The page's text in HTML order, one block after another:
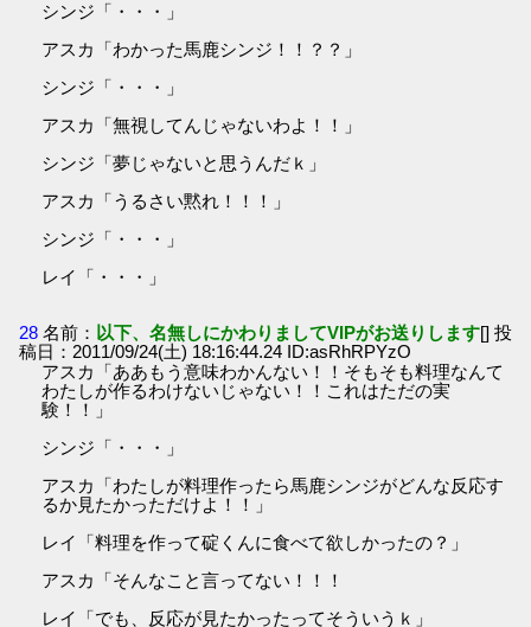
シンジ「・・・」
アスカ「わかった馬鹿シンジ！！？？」
シンジ「・・・」
アスカ「無視してんじゃないわよ！！」
シンジ「夢じゃないと思うんだｋ」
アスカ「うるさい黙れ！！！」
シンジ「・・・」
レイ「・・・」
28 名前： 以下、名無しにかわりましてVIPがお送りします[] 投
稿日：2011/09/24(土) 18:16:44.24 ID:asRhRPYzO
アスカ「ああもう意味わかんない！！そもそも料理なんて
わたしが作るわけないじゃない！！これはただの実
験！！」
シンジ「・・・」
アスカ「わたしが料理作ったら馬鹿シンジがどんな反応す
るか見たかっただけよ！！」
レイ「料理を作って碇くんに食べて欲しかったの？」
アスカ「そんなこと言ってない！！！
レイ「でも、反応が見たかったってそういうｋ」